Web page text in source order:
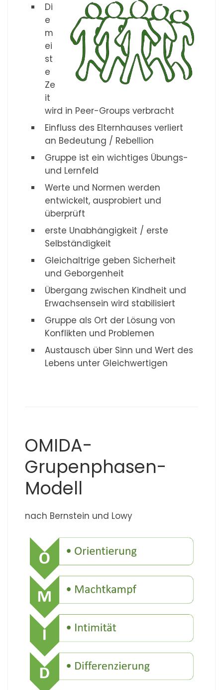
Di
e
m
ei
st
e
Ze
it
wird in Peer-Groups verbracht
Einfluss des Elternhauses verliert
an Bedeutung / Rebellion
Gruppe ist ein wichtiges Übungs-
und Lernfeld
Werte und Normen werden
entwickelt, ausprobiert und
überprüft
erste Unabhängigkeit / erste
Selbständigkeit
Gleichaltrige geben Sicherheit
und Geborgenheit
Übergang zwischen Kindheit und
Erwachsensein wird stabilisiert
Gruppe als Ort der Lösung von
Konflikten und Problemen
Austausch über Sinn und Wert des
Lebens unter Gleichwertigen
OMIDA-
Grupenphasen-
Modell
nach Bernstein und Lowy